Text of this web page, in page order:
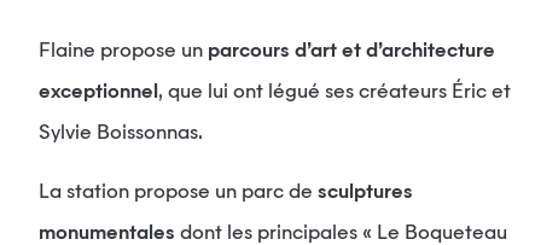
Flaine propose un parcours d’art et d’architecture
exceptionnel , que lui ont légué ses créateurs Éric et
Sylvie Boissonnas.
La station propose un parc de sculptures
monumentales dont les principales « Le Boqueteau